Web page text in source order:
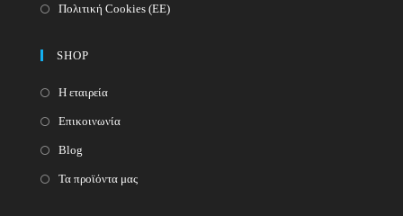
Πολιτική Cookies (ΕΕ)
SHOP
Η εταιρεία
Επικοινωνία
Blog
Τα προϊόντα μας